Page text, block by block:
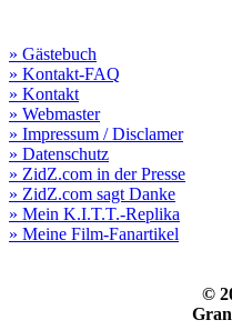
» Gästebuch
» Kontakt-FAQ
» Kontakt
» Webmaster
» Impressum / Disclamer
» Datenschutz
» ZidZ.com in der Presse
» ZidZ.com sagt Danke
» Mein K.I.T.T.-Replika
» Meine Film-Fanartikel
©